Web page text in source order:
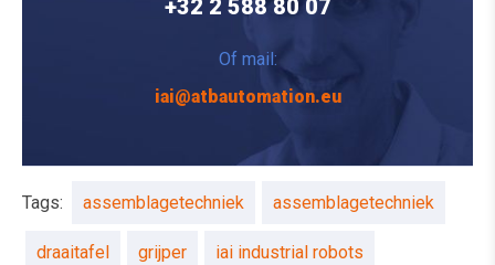
+32 2 588 80 07
Of mail:
iai@atbautomation.eu
Tags: assemblagetechniek assemblagetechniek
draaitafel grijper iai industrial robots